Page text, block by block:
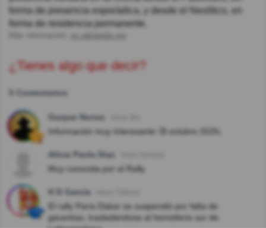
forma de presencia esporádica, y desde el Neolítico, en
forma de residencia permanente.
es.wikipedia.org
¿Tienes algo que decir?
5 Comentarios
Gaspar Nunez
Información muy interesante 🧐 octubre 2025¡
Alicia Paola Diaz
Muy conocida por el Rally
H D García
El rally París-Dakar se suspendió por falta de
garantías, trasladándose al hemisferio sur de